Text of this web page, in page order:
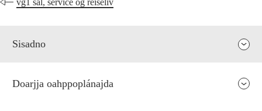
vg1 sal, service og reiseliv
Sisadno
Doarjja oahppoplánajda